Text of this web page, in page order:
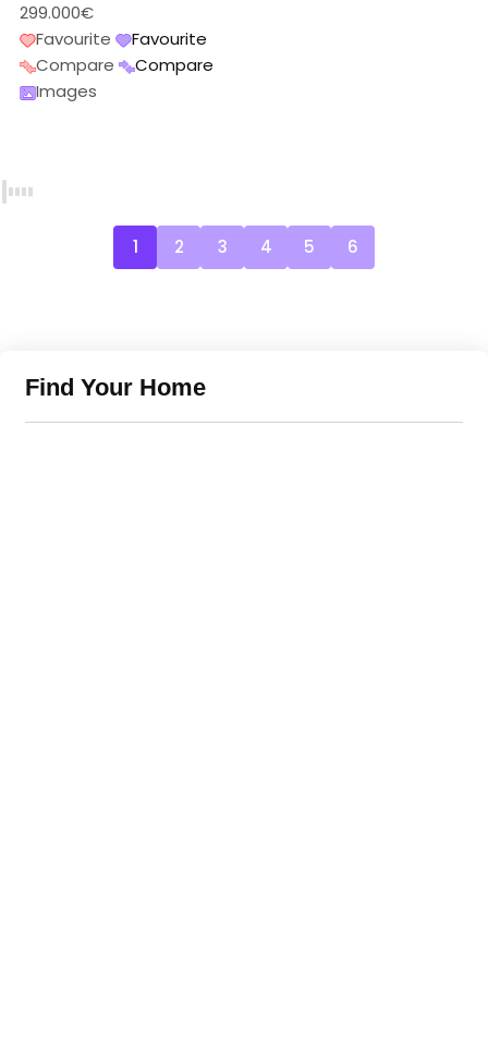
299.000€
Favourite
Favourite
Compare
Compare
Images
1 2 3 4 5 6
Find Your Home